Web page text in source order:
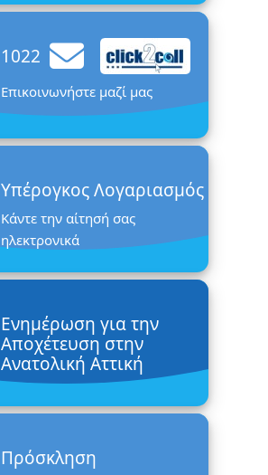
1022
Επικοινωνήστε μαζί μας
Υπέρογκος Λογαριασμός
Κάντε την αίτησή σας
ηλεκτρονικά
Ενημέρωση για την
Αποχέτευση στην
Ανατολική Αττική
Πρόσκληση